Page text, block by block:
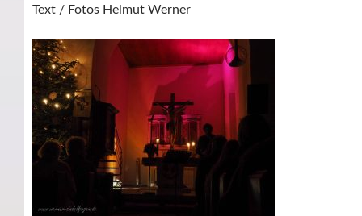
Text / Fotos Helmut Werner